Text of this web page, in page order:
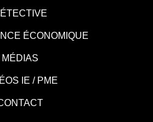
ÉCONOMIQUE
MÉDIAS
IE / PME